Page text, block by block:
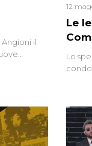
il
Le
12
Lo